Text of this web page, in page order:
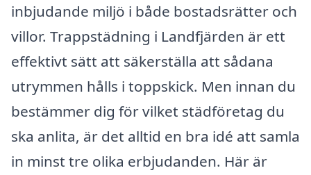
inbjudande miljö i både bostadsrätter och
villor. Trappstädning i Landfjärden är ett
effektivt sätt att säkerställa att sådana
utrymmen hålls i toppskick. Men innan du
bestämmer dig för vilket städföretag du
ska anlita, är det alltid en bra idé att samla
in minst tre olika erbjudanden. Här är